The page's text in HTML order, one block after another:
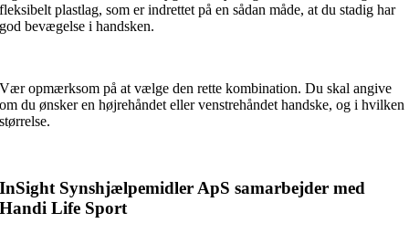
fleksibelt plastlag, som er indrettet på en sådan måde, at du stadig har
god bevægelse i handsken.
Vær opmærksom på at vælge den rette kombination. Du skal angive
om du ønsker en højrehåndet eller venstrehåndet handske, og i hvilken
størrelse.
InSight Synshjælpemidler ApS samarbejder med
Handi Life Sport